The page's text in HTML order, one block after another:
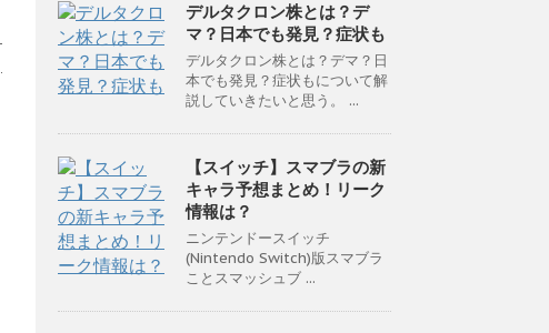
デルタクロン株とは？デ
マ？日本でも発見？症状も
デルタクロン株とは？デマ？日
本でも発見？症状もについて解
説していきたいと思う。 ...
【スイッチ】スマブラの新
キャラ予想まとめ！リーク
情報は？
ニンテンドースイッチ
(Nintendo Switch)版スマブラ
ことスマッシュブ ...